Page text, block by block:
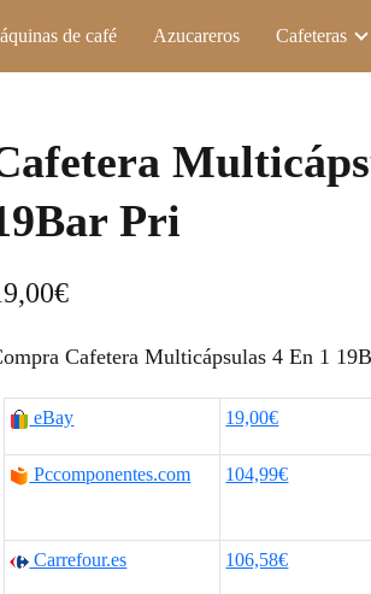
de café Azucareros Cafeteras
Pri
€
Cafetera Multicápsulas 4 En 1
eBay 19,00€
Pccomponentes.com 104,99€
Carrefour.es 106,58€